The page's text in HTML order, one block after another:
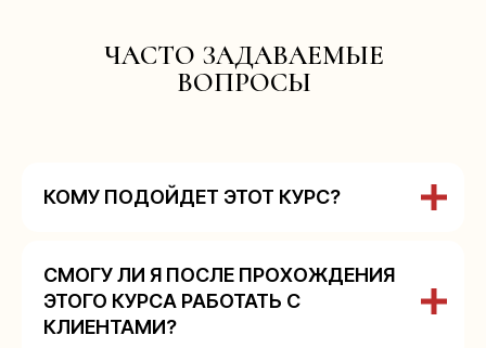
ЧАСТО ЗАДАВАЕМЫЕ
ВОПРОСЫ
КОМУ ПОДОЙДЕТ ЭТОТ КУРС?
СМОГУ ЛИ Я ПОСЛЕ ПРОХОЖДЕНИЯ
ЭТОГО КУРСА РАБОТАТЬ С
КЛИЕНТАМИ?